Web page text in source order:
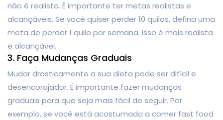
não é realista. É importante ter metas realistas e
alcançáveis. Se você quiser perder 10 quilos, defina uma
meta de perder 1 quilo por semana. Isso é mais realista
e alcançável.
3. Faça Mudanças Graduais
Mudar drasticamente a sua dieta pode ser difícil e
desencorajador. É importante fazer mudanças
graduais para que seja mais fácil de seguir. Por
exemplo, se você está acostumada a comer fast food